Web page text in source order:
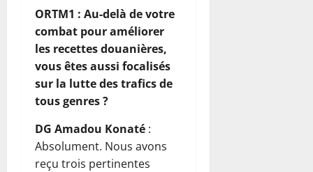
ORTM1 : Au-delà de votre
combat pour améliorer
les recettes douanières,
vous êtes aussi focalisés
sur la lutte des trafics de
tous genres ?
DG Amadou Konaté :
Absolument. Nous avons
reçu trois pertinentes